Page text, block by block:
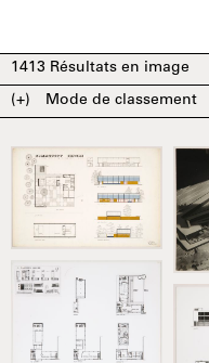
1413 Résultats en image
(+)
Mode de classement